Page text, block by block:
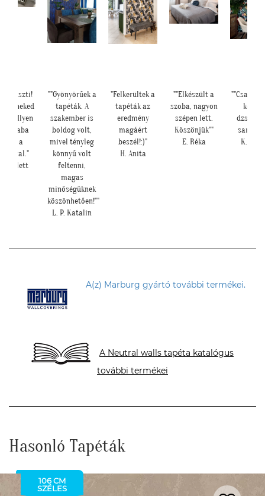
Kriszti!
neked
Ilyen
a baba
a
Nikolett
""Gyönyörűek a
tapéták. A
szakember is
boldog volt,
mivel tényleg
könnyű volt
feltenni,
magas
minőségüknek
köszönhetően!""
L. P. Katalin
"Felkerültek a
tapéták az
eredmény
magáért
beszél!:)"
H. Anita
""Elkészült a
szoba, nagyon
szépen lett.
Köszönjük""
E. Réka
képet
K.
A(z) Marburg gyártó további termékei.
A Neutral walls tapéta katalógus
további termékei
Hasonló Tapéták
106 CM
SZÉLES